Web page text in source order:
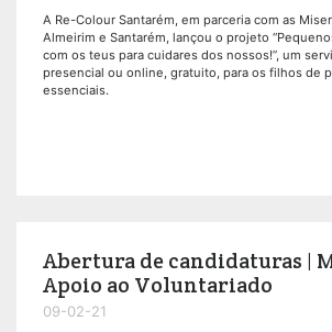
A Re-Colour Santarém, em parceria com as
Almeirim e Santarém, lançou o projeto
com os teus para cuidares dos nossos!”, um
presencial ou online, gratuito, para os filhos de
essenciais.
Abertura de candidaturas |
Apoio ao Voluntariado
09-02-21